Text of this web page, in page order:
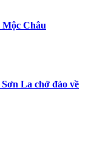
Châu
La chở đào về